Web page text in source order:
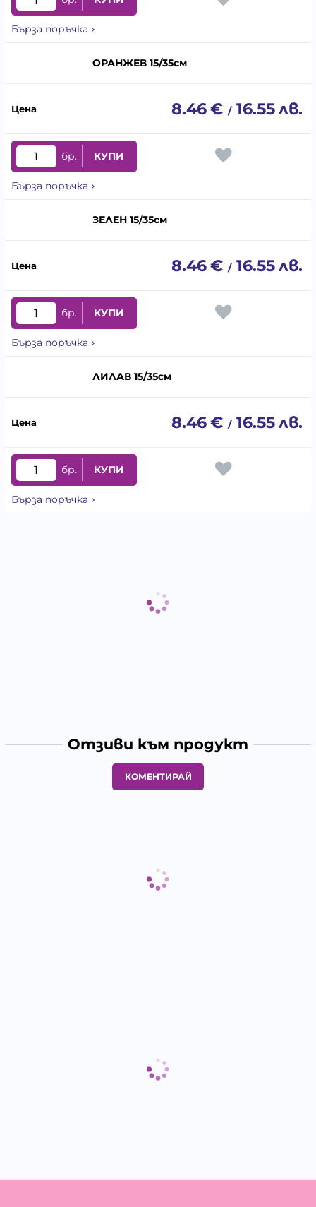
Бърза поръчка
ОРАНЖЕВ 15/35см
8.46€ / 16.55лв.
бр. КУПИ
Бърза поръчка
ЗЕЛЕН 15/35см
8.46€ / 16.55лв.
бр. КУПИ
Бърза поръчка
ЛИЛАВ 15/35см
8.46€ / 16.55лв.
бр. КУПИ
Бърза поръчка
Отзиви към продукт
КОМЕНТИРАЙ